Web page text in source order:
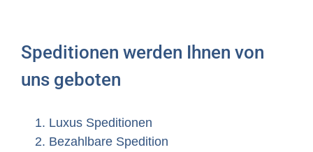
Speditionen werden Ihnen von
uns geboten
Luxus Speditionen
Bezahlbare Spedition